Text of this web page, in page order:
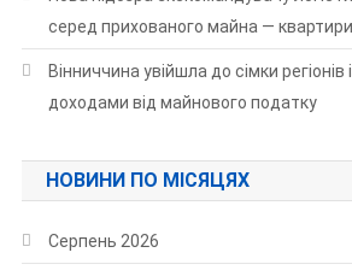
серед прихованого майна — квартири
Вінниччина увійшла до сімки
доходами від майнового податку
НОВИНИ ПО МІСЯЦЯХ
Серпень 2026